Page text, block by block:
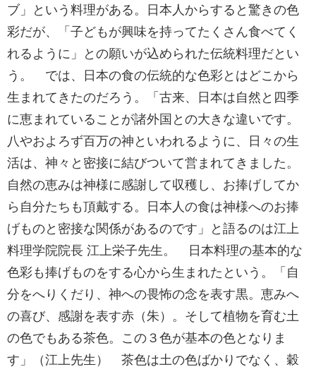
ブ」という料理がある。日本人からすると驚きの色
彩だが、「子どもが興味を持ってたくさん食べてく
れるように」との願いが込められた伝統料理だとい
う。 では、日本の食の伝統的な色彩とはどこから
生まれてきたのだろう。「古来、日本は自然と四季
に恵まれていることが諸外国との大きな違いです。
八やおよろず百万の神といわれるように、日々の生
活は、神々と密接に結びついて営まれてきました。
自然の恵みは神様に感謝して収穫し、お捧げしてか
ら自分たちも頂戴する。日本人の食は神様へのお捧
げものと密接な関係があるのです」と語るのは江上
料理学院院長 江上栄子先生。 日本料理の基本的な
色彩も捧げものをする心から生まれたという。「自
分をへりくだり、神への畏怖の念を表す黒。恵みへ
の喜び、感謝を表す赤（朱）。そして植物を育む土
の色でもある茶色。この３色が基本の色となりま
す」（江上先生） 茶色は土の色ばかりでなく、穀